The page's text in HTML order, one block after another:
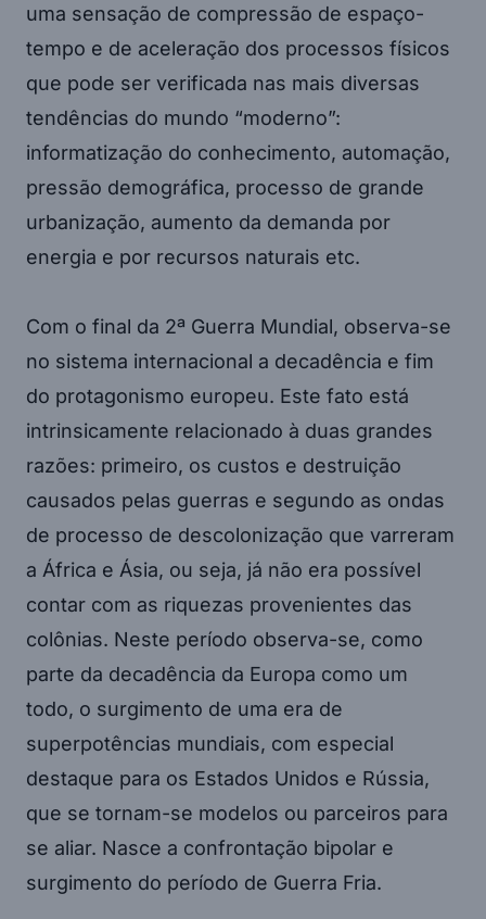
uma sensação de compressão de espaço-
tempo e de aceleração dos processos físicos
que pode ser verificada nas mais diversas
tendências do mundo “moderno”:
informatização do conhecimento, automação,
pressão demográfica, processo de grande
urbanização, aumento da demanda por
energia e por recursos naturais etc.
Com o final da 2ª Guerra Mundial, observa-se
no sistema internacional a decadência e fim
do protagonismo europeu. Este fato está
intrinsicamente relacionado à duas grandes
razões: primeiro, os custos e destruição
causados pelas guerras e segundo as ondas
de processo de descolonização que varreram
a África e Ásia, ou seja, já não era possível
contar com as riquezas provenientes das
colônias. Neste período observa-se, como
parte da decadência da Europa como um
todo, o surgimento de uma era de
superpotências mundiais, com especial
destaque para os Estados Unidos e Rússia,
que se tornam-se modelos ou parceiros para
se aliar. Nasce a confrontação bipolar e
surgimento do período de Guerra Fria.